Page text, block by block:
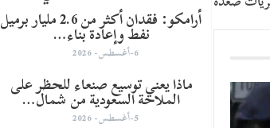
أرامكو: فقدان أكثر من 2.6 مليار برميل
نفط وإعادة بناء…
6-أغسطس- 2026
ماذا يعني توسيع صنعاء للحظر على
الملاحة السعودية من شمال…
5-أغسطس- 2026